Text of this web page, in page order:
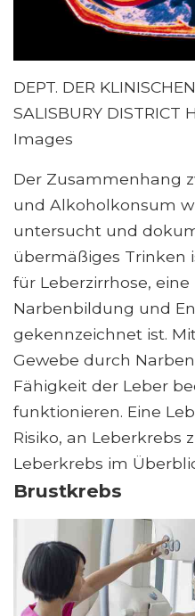
DEPT. DER
SALISBURY DISTRICT
Images
Der Zusammenhang
und Alkoholkonsum
untersucht und
übermäßiges Trinken
für Leberzirrhose,
Narbenbildung und
gekennzeichnet ist.
Gewebe durch
Fähigkeit der Leber
funktionieren. Eine
Risiko, an Leberkrebs
Leberkrebs im
Brustkrebs